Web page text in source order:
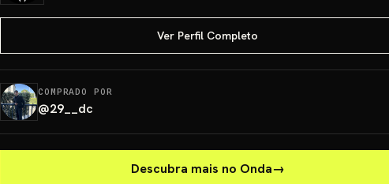
Ver Perfil Completo
COMPRADO POR
@29__dc
Descubra mais no Onda→